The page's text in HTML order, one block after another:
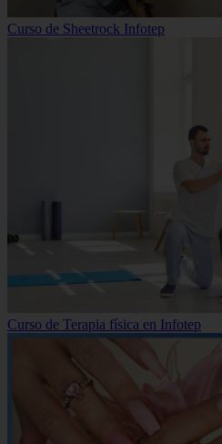
Curso de Sheetrock Infotep
Curso de Terapia física en Infotep